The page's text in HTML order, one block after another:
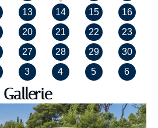
13 14 15
16
20 21 22
23
27 28 29
30
3 4 5 6
Gallerie